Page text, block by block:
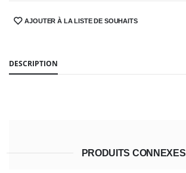
SHARE:AJOUTER À LA LISTE DE SOUHAITS
DESCRIPTION
PRODUITS CONNEXES